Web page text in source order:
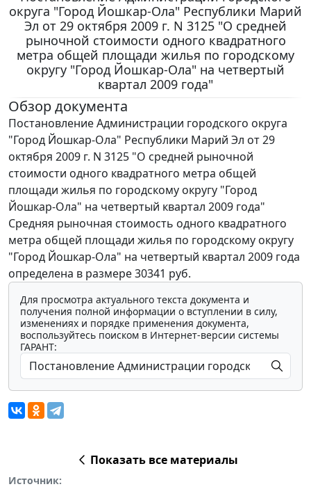
округа "Город Йошкар-Ола" Республики Марий
Эл от 29 октября 2009 г. N 3125 "О средней
рыночной стоимости одного квадратного
метра общей площади жилья по городскому
округу "Город Йошкар-Ола" на четвертый
квартал 2009 года"
Обзор документа
Постановление Администрации городского округа
"Город Йошкар-Ола" Республики Марий Эл от 29
октября 2009 г. N 3125 "О средней рыночной
стоимости одного квадратного метра общей
площади жилья по городскому округу "Город
Йошкар-Ола" на четвертый квартал 2009 года"
Средняя рыночная стоимость одного квадратного
метра общей площади жилья по городскому округу
"Город Йошкар-Ола" на четвертый квартал 2009 года
определена в размере 30341 руб.
Для просмотра актуального текста документа и
получения полной информации о вступлении в силу,
изменениях и порядке применения документа,
воспользуйтесь поиском в Интернет-версии системы
ГАРАНТ:
Показать все материалы
Источник: